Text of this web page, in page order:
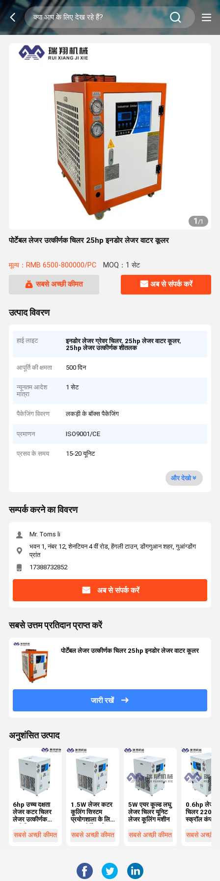
1/1
पोर्टेबल लेजर उत्कीर्णक चिलर 25hp इनडोर लेजर वाटर कूलर
मूल्य：RMB 6500-800000/PC MOQ：1 सेट
सबसे अच्छी कीमत अब से संपर्क करें
उत्पाद विवरण
हाई लाइट इनडोर लेजर ग्रेवर चिलर, 25hp लेजर वाटर कूलर,
25hp लेजर उत्कीर्णक शीतलक
आपूर्ति की क्षमता 500 दिन
न्यूनतम आदेश
मात्रा
1 सेट
पैकेजिंग विवरण लकड़ी के बॉक्स पैकेजिंग
प्रमाणन ISO9001/CE
प्रसव के समय 15-20 यूनिट
और देखो
सम्पर्क करने का विवरण
Mr. Toms li
भवन 1, नंबर 12, शेनटियन 4 वीं रोड, हेंगली टाउन, डोंगगुआन शहर, गुआंग्डोंग
प्रांत
17388732852
अब से संपर्क करें
सबसे उत्तम प्रतिदान प्राप्त करें
पोर्टेबल लेजर उत्कीर्णक चिलर 25hp इनडोर लेजर वाटर कूलर
जारी रखें
अनुशंसित उत्पाद
6hp उच्च दक्षता
लेजर कटर चिलर
लेजर उत्कीर्णक
सबसे अच्छी कीमत
1.5W लेजर कटर
कूलिंग सिस्टम
प्रयोगशाला के लिए
सबसे अच्छी कीमत
5W एयर कूल्ड लघु
लेजर चिलर यूनिट
लेजर कूलिंग मशीन
सबसे अच्छी कीमत
0.6hp लेजर
चिलर 220V
स्क्रॉल
सबसे अच्छी